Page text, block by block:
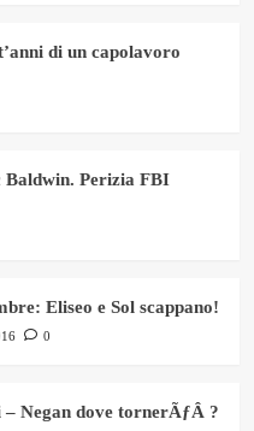
di un capolavoro
Baldwin. Perizia FBI
Eliseo e Sol scappano!
0
Negan dove tornerÃƒÂ ?